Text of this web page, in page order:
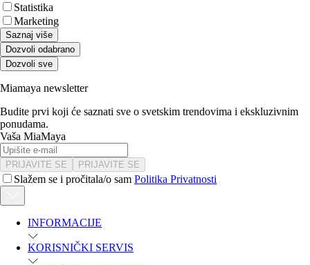
Statistika
Marketing
Saznaj više
Dozvoli odabrano
Dozvoli sve
Miamaya newsletter
Budite prvi koji će saznati sve o svetskim trendovima i ekskluzivnim
ponudama.
Vaša MiaMaya
PRIJAVITE SE PRIJAVITE SE
Slažem se i pročitala/o sam Politika Privatnosti
INFORMACIJE
KORISNIČKI SERVIS